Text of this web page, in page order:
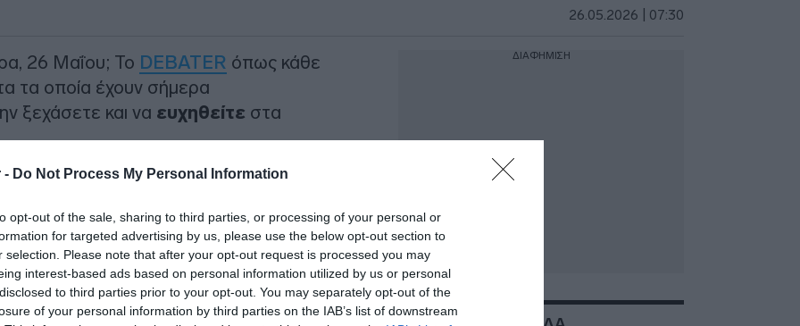
- Do Not Process My Personal Information
opt-out of the sale, sharing to third parties, or processing of your personal or
for targeted advertising by us, please use the below opt-out section to
selection. Please note that after your opt-out request is processed you may
interest-based ads based on personal information utilized by us or personal
to third parties prior to your opt-out. You may separately opt-out of the
of your personal information by third parties on the IAB’s list of downstream
26.05.2026 | 07:30
26 Μαΐου; Το DEBATER όπως κάθε
τα οποία έχουν σήμερα
ξεχάσετε και να ευχηθείτε στα
ταονόματα : Αλφαίος, Καρπός,
ΔΙΑΦΗΜΙΣΗ